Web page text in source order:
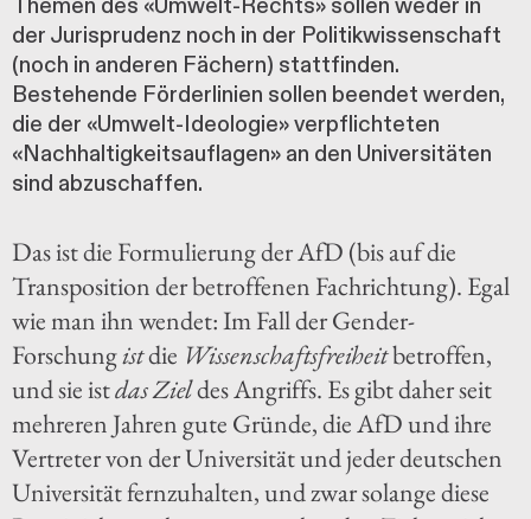
der Jurisprudenz noch in der Politikwissenschaft
(noch in anderen Fächern) stattfinden.
Bestehende Förderlinien sollen beendet werden,
die der «Umwelt-Ideologie» verpflichteten
«Nachhaltigkeitsauflagen» an den Universitäten
sind abzuschaffen.
Das ist die Formulierung der AfD (bis auf die
Transposition der betroffenen Fachrichtung). Egal
wie man ihn wendet: Im Fall der Gender-
Forschungistdie Wissenschaftsfreiheitbetroffen,
und sie istdas Zieldes Angriffs. Es gibt daher seit
mehreren Jahren gute Gründe, die AfD und ihre
Vertreter von der Universität und jeder deutschen
Universität fernzuhalten, und zwar solange diese